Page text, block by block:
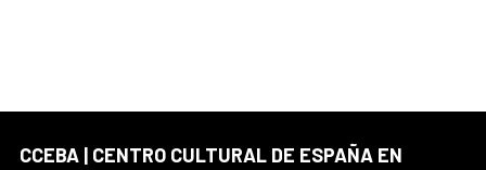
CCEBA | CENTRO CULTURAL DE ESPAÑA EN